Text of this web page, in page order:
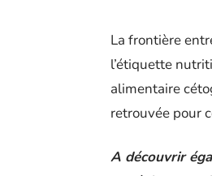
La frontière
l’étiquette
alimentaire
retrouvée pour
A découvrir